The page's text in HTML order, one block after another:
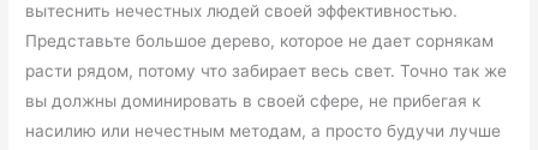
вытеснить нечестных людей своей эффективностью.
Представьте большое дерево, которое не дает сорнякам
расти рядом, потому что забирает весь свет. Точно так же
вы должны доминировать в своей сфере, не прибегая к
насилию или нечестным методам, а просто будучи лучше